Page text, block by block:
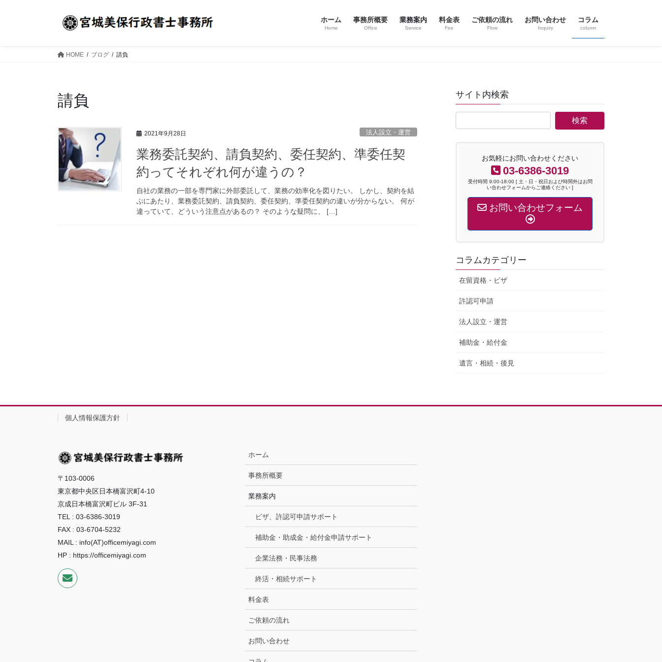
ホーム
Home
事務所概要
Office
業務案内
Service
料金表
Fee
ご依頼の流れ
Flow
お問い合わせ
Inquiry
コラム
column
HOME ブログ 請負
請負
2021年9月28日 法人設立・運営
業務委託契約、請負契約、委任契約、準委任契
約ってそれぞれ何が違うの？
自社の業務の一部を専門家に外部委託して、業務の効率化を図りたい。 しかし、契約を結
ぶにあたり、業務委託契約、請負契約、委任契約、準委任契約の違いが分からない。 何が
違っていて、どういう注意点があるの？ そのような疑問に、 […]
サイト内検索
お気軽にお問い合わせください
03-6386-3019
受付時間 9:00-18:00 [ 土・日・祝日および時間外はお問
い合わせフォームからご連絡ください ]
お問い合わせフォーム
コラムカテゴリー
在留資格・ビザ
許認可申請
法人設立・運営
補助金・給付金
遺言・相続・後見
個人情報保護方針
〒103-0006
東京都中央区日本橋富沢町4-10
京成日本橋富沢町ビル 3F-31
TEL : 03-6386-3019
FAX : 03-6704-5232
MAIL : info(AT)officemiyagi.com
HP : https://officemiyagi.com
ホーム
事務所概要
業務案内
ビザ、許認可申請サポート
補助金・助成金・給付金申請サポート
企業法務・民事法務
終活・相続サポート
料金表
ご依頼の流れ
お問い合わせ